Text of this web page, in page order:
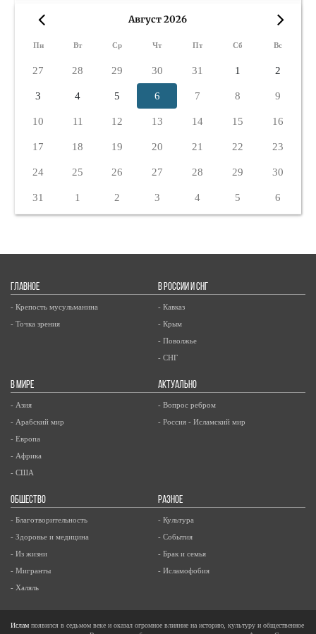
Август 2026
Пн Вт Ср Чт Пт Сб Вс
27 28 29 30 31 1 2
3 4 5 6 7 8 9
10 11 12 13 14 15 16
17 18 19 20 21 22 23
24 25 26 27 28 29 30
31 1 2 3 4 5 6
ГЛАВНОЕ
- Крепость мусульманина
- Точка зрения
В РОССИИ И СНГ
- Кавказ
- Крым
- Поволжье
- СНГ
В МИРЕ
- Азия
- Арабский мир
- Европа
- Африка
- США
АКТУАЛЬНО
- Вопрос ребром
- Россия - Исламский мир
ОБЩЕСТВО
- Благотворительность
- Здоровье и медицина
- Из жизни
- Мигранты
- Халяль
РАЗНОЕ
- Культура
- События
- Брак и семья
- Исламофобия
Ислам появился в седьмом веке и оказал огромное влияние на историю, культуру и общественное